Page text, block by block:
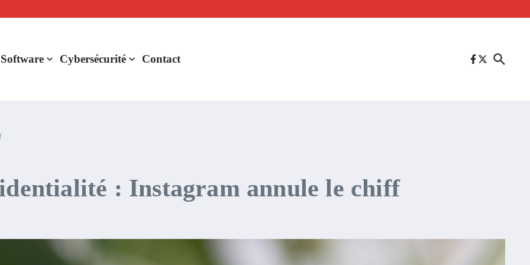
de rentabilité ?
Cybersécurité Contact
: Instagram annule le chiff